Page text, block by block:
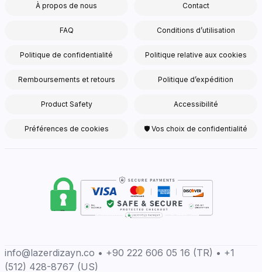
À propos de nous Contact
FAQ Conditions d’utilisation
Politique de confidentialité Politique relative aux cookies
Remboursements et retours Politique d’expédition
Product Safety Accessibilité
Préférences de cookies 🛡 Vos choix de confidentialité
info@lazerdizayn.co • +90 222 606 05 16 (TR) • +1
(512) 428-8767 (US)